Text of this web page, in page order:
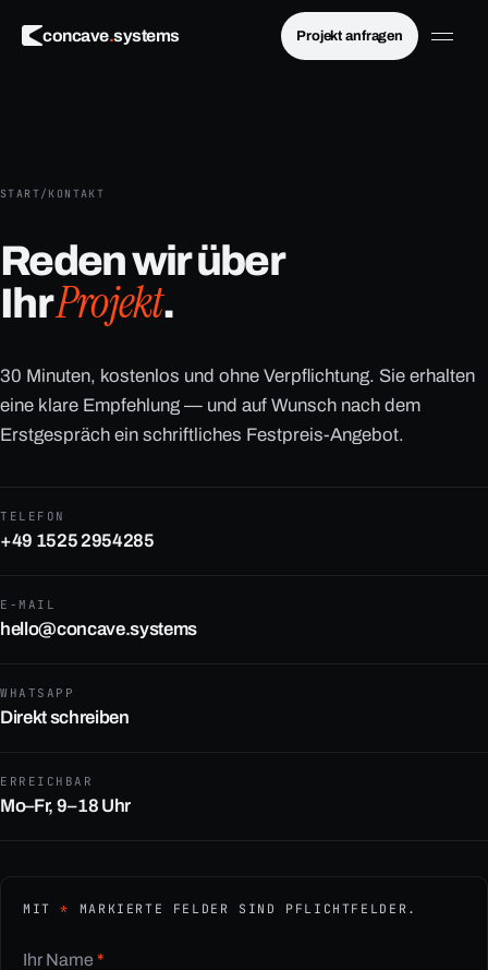
concave.systems Projekt anfragen
Menü schließen×
START/ KONTAKT
Reden wir über
IhrProjekt.
30 Minuten, kostenlos und ohne Verpflichtung. Sie erhalten
eine klare Empfehlung — und auf Wunsch nach dem
Erstgespräch ein schriftliches Festpreis-Angebot.
TELEFON
+49 1525 2954285
E-MAIL
hello@concave.systems
WHATSAPP
Direkt schreiben
ERREICHBAR
Mo–Fr, 9–18 Uhr
MIT* MARKIERTE FELDER SIND PFLICHTFELDER.
Ihr Name *